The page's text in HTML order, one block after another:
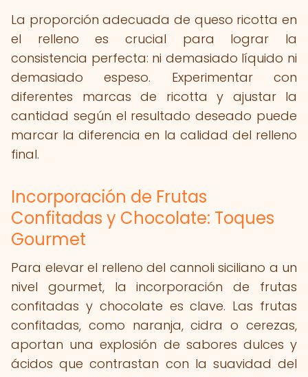
La proporción adecuada de queso ricotta en
el relleno es crucial para lograr la
consistencia perfecta: ni demasiado líquido ni
demasiado espeso. Experimentar con
diferentes marcas de ricotta y ajustar la
cantidad según el resultado deseado puede
marcar la diferencia en la calidad del relleno
final.
Incorporación de Frutas
Confitadas y Chocolate: Toques
Gourmet
Para elevar el relleno del cannoli siciliano a un
nivel gourmet, la incorporación de frutas
confitadas y chocolate es clave. Las frutas
confitadas, como naranja, cidra o cerezas,
aportan una explosión de sabores dulces y
ácidos que contrastan con la suavidad del